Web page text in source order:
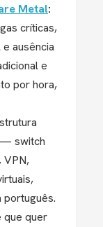
Metal:
críticas,
ausência
e
por hora,
— switch
VPN,
português.
que quer